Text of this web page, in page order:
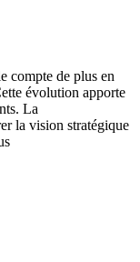
compte de plus en
évolution apporte
La
la vision stratégique